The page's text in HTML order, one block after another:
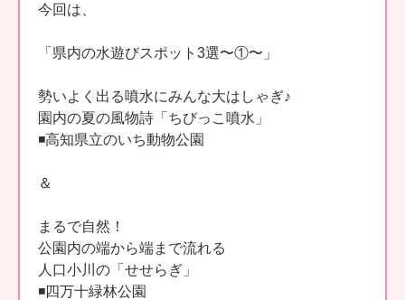
今回は、
「県内の水遊びスポット3選〜①〜」
勢いよく出る噴水にみんな大はしゃぎ♪
園内の夏の風物詩「ちびっこ噴水」
◾️高知県立のいち動物公園
＆
まるで自然！
公園内の端から端まで流れる
人口小川の「せせらぎ」
◾️四万十緑林公園